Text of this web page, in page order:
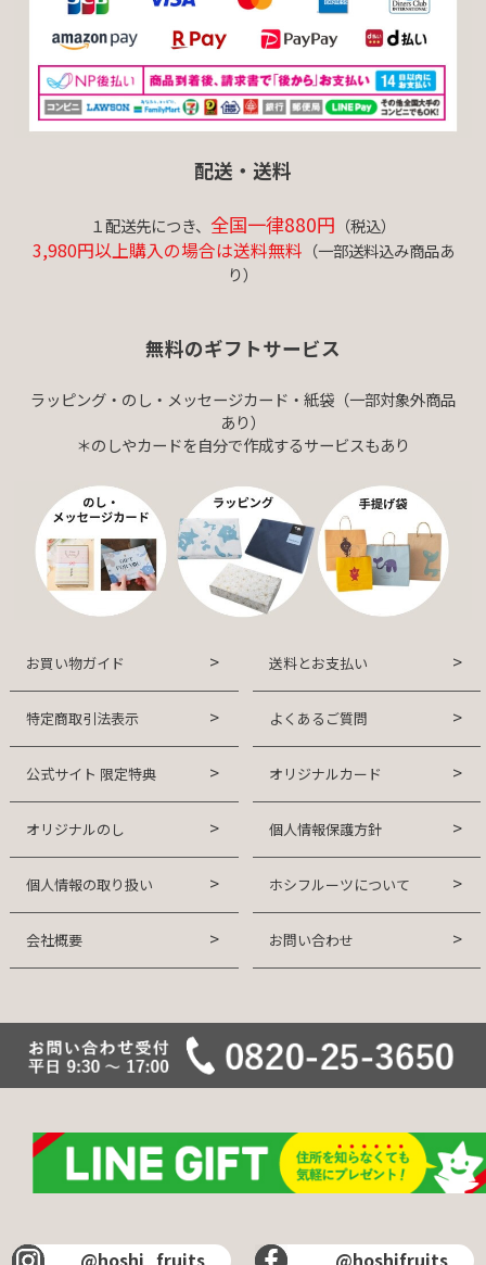
配送・送料
１配送先につき、 全国一律880円 （税込）
3,980円以上購入の場合は送料無料 （一部送料込み商品あ
り）
無料のギフトサービス
ラッピング・のし・メッセージカード・紙袋（一部対象外商品
あり）
＊のしやカードを自分で作成するサービスもあり
お買い物ガイド 送料とお支払い
特定商取引法表示 よくあるご質問
公式サイト 限定特典 オリジナルカード
オリジナルのし 個人情報保護方針
個人情報の取り扱い ホシフルーツについて
会社概要 お問い合わせ
@hoshi_fruits @hoshifruits